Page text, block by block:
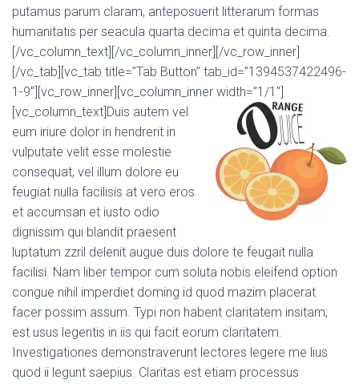
putamus parum claram, anteposuerit litterarum formas
humanitatis per seacula quarta decima et quinta decima.
[/vc_column_text][/vc_column_inner][/vc_row_inner]
[/vc_tab][vc_tab title=”Tab Button” tab_id=”1394537422496-
1-9″][vc_row_inner][vc_column_inner width=”1/1″]
[vc_column_text]Duis autem vel
eum iriure dolor in hendrerit in
vulputate velit esse molestie
consequat, vel illum dolore eu
feugiat nulla facilisis at vero eros
et accumsan et iusto odio
dignissim qui blandit praesent
luptatum zzril delenit augue duis dolore te feugait nulla
facilisi. Nam liber tempor cum soluta nobis eleifend option
congue nihil imperdiet doming id quod mazim placerat
facer possim assum. Typi non habent claritatem insitam;
est usus legentis in iis qui facit eorum claritatem.
Investigationes demonstraverunt lectores legere me lius
quod ii legunt saepius. Claritas est etiam processus